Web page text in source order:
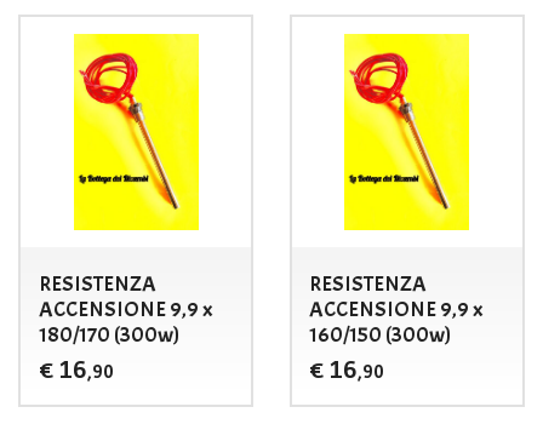
RESISTENZA
ACCENSIONE 9,9 x
180/170 (300w)
€ 16,90
RESISTENZA
ACCENSIONE 9,9 x
160/150 (300w)
€ 16,90